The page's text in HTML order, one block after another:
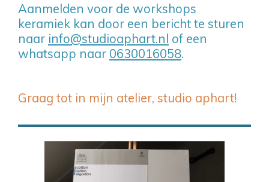
Aanmelden voor de workshops
keramiek kan door een bericht te sturen
naar info@studioaphart.nl of een
whatsapp naar 0630016058.
Graag tot in mijn atelier, studio aphart!